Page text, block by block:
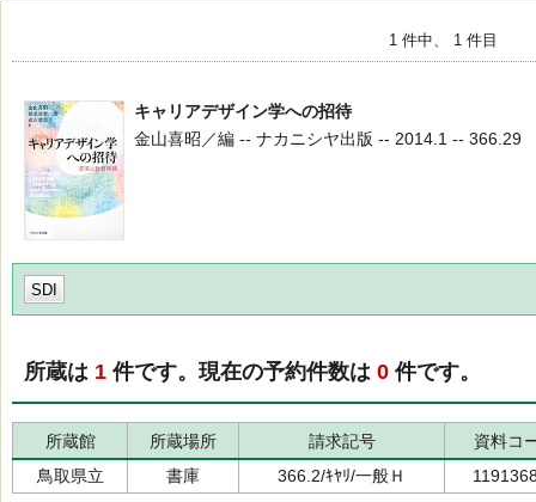
1 件中、 1 件目
キャリアデザイン学への招待
金山喜昭／編 -- ナカニシヤ出版 -- 2014.1 -- 366.29
SDI
所蔵は 1 件です。現在の予約件数は 0 件です。
所蔵館 所蔵場所 請求記号
資料コ
鳥取県立
書庫 366.2/ｷﾔﾘ/一般Ｈ